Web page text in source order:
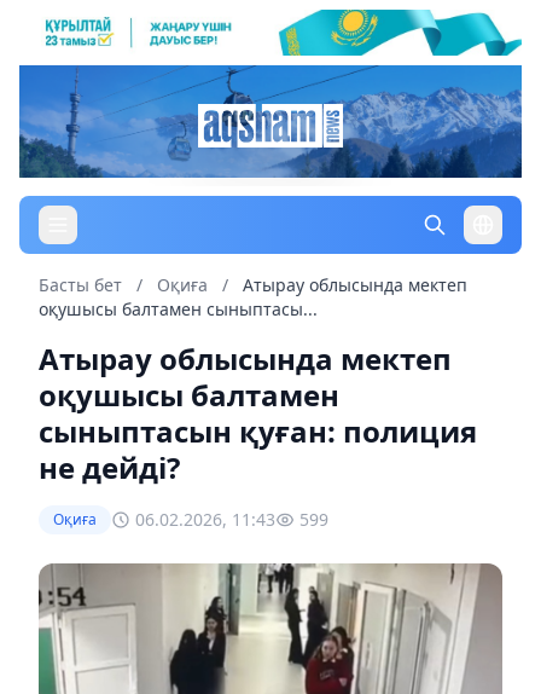
Басты бет / Оқиға /
Атырау облысында мектеп
оқушысы балтамен сыныптасы...
Атырау облысында мектеп
оқушысы балтамен
сыныптасын қуған: полиция
не дейді?
Оқиға 06.02.2026, 11:43 599